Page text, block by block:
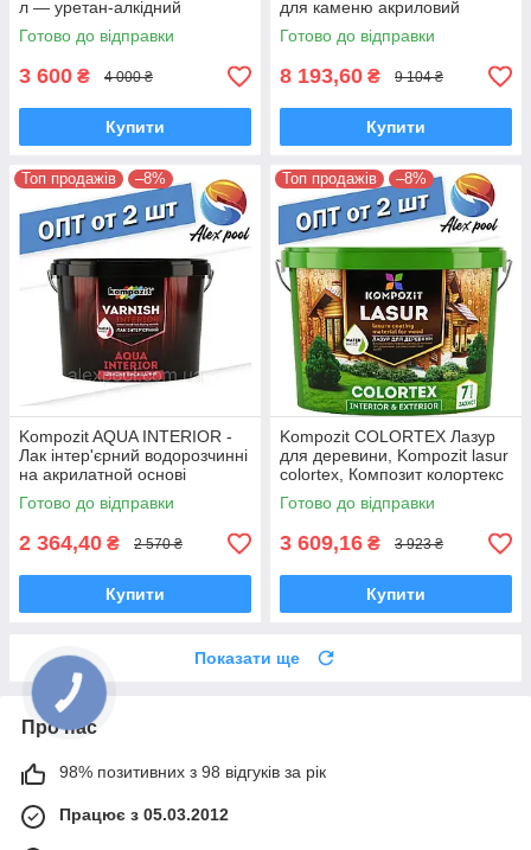
л — уретан-алкідний
високоміцний
Готово до відправки
3 600 ₴ 4 000 ₴
Купити
для каменю акриловий
Готово до відправки
8 193,60 ₴ 9 104 ₴
Купити
Топ продажів –8%
Kompozit AQUA INTERIOR -
Лак інтер'єрний водорозчинні
на акрилатной основі
Готово до відправки
2 364,40 ₴ 2 570 ₴
Купити
Топ продажів –8%
Kompozit COLORTEX Лазур
для деревини, Kompozit lasur
colortex, Композит колортекс
Готово до відправки
3 609,16 ₴ 3 923 ₴
Купити
Показати ще
Про нас
98% позитивних з 98 відгуків за рік
Працює з 05.03.2012